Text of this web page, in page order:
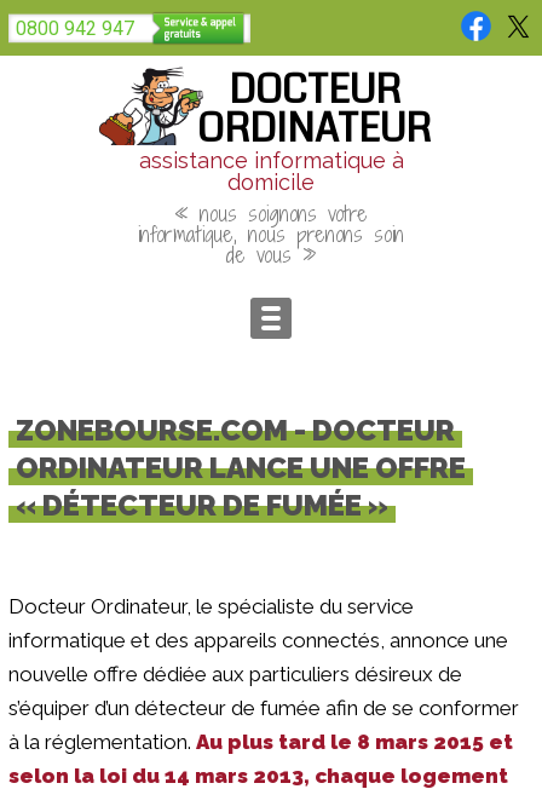
0800 942 947
DOCTEUR
ORDINATEUR
assistance informatique à
domicile
« nous soignons votre
informatique, nous prenons soin
de vous »
ZONEBOURSE.COM - DOCTEUR
ORDINATEUR LANCE UNE OFFRE
« DÉTECTEUR DE FUMÉE »
Docteur Ordinateur, le spécialiste du service
informatique et des appareils connectés, annonce une
nouvelle offre dédiée aux particuliers désireux de
s’équiper d’un détecteur de fumée afin de se conformer
à la réglementation. Au plus tard le 8 mars 2015 et
selon la loi du 14 mars 2013, chaque logement
Panneau de gestion des cookies